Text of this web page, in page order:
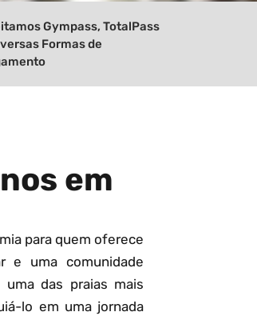
Gympass, TotalPass
Formas de
em
para quem oferece
e uma comunidade
das praias mais
lo em uma jornada